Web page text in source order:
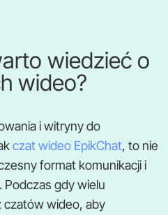
wiedzieć o
wideo?
i witryny do
czat wideo EpikChat, to nie
format komunikacji i
Podczas gdy wielu
wideo, aby